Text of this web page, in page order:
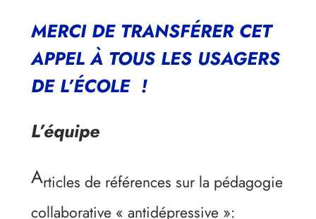
MERCI DE TRANSFÉRER CET
APPEL À TOUS LES USAGERS
DE L’ÉCOLE !
L’équipe
Articles de références sur la pédagogie
collaborative « antidépressive »: